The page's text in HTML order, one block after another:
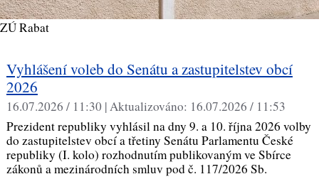
ZÚ Rabat
Vyhlášení voleb do Senátu a zastupitelstev obcí
2026
16.07.2026 / 11:30 |Aktualizováno: 16.07.2026 / 11:53
Prezident republiky vyhlásil na dny 9. a 10. října 2026 volby
do zastupitelstev obcí a třetiny Senátu Parlamentu České
republiky (I. kolo) rozhodnutím publikovaným ve Sbírce
zákonů a mezinárodních smluv pod č. 117/2026 Sb.